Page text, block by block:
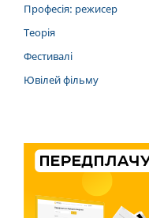
Професія: режисер
Теорія
Фестивалі
Ювілей фільму